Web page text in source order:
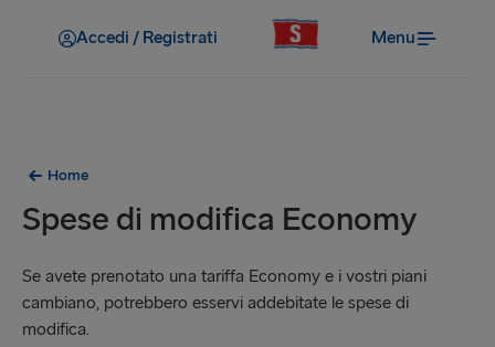
Accedi / Registrati Menu
Home
Spese di modifica Economy
Se avete prenotato una tariffa Economy e i vostri piani
cambiano, potrebbero esservi addebitate le spese di
modifica.